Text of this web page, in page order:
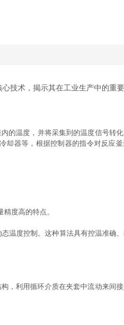
术，揭示其在工业生产中的重要
的温度，并将采集到的温度信号转化
却器等，根据控制器的指令对反应
度高的特点。
温度控制。这种算法具有控温准确
利用循环介质在夹套中流动来间